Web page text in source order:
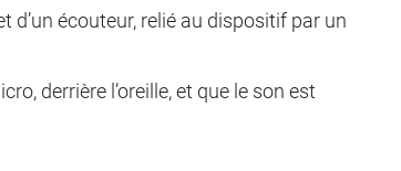
d’un écouteur, relié au dispositif par un
derrière l’oreille, et que le son est